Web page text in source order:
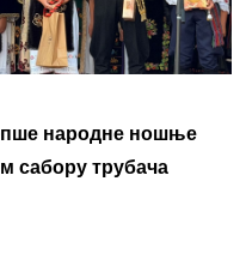
народне ношње
сабору трубача